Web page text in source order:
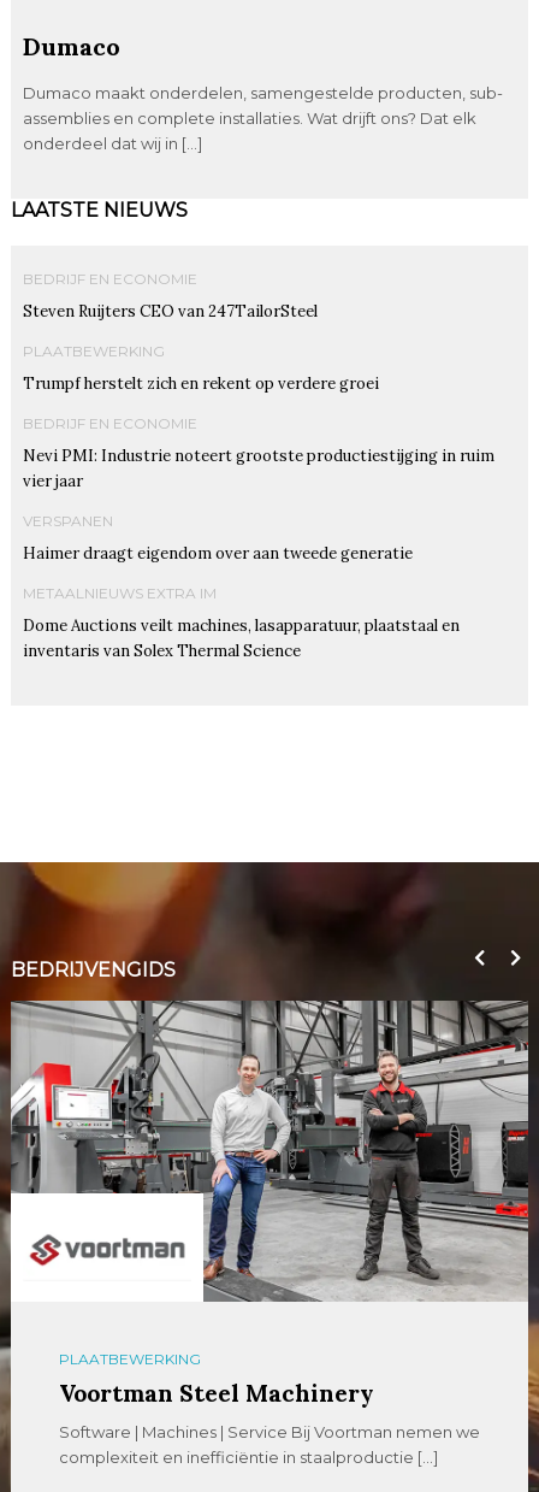
Dumaco
Dumaco maakt onderdelen, samengestelde producten, sub-
assemblies en complete installaties. Wat drijft ons? Dat elk
onderdeel dat wij in […]
LAATSTE NIEUWS
BEDRIJF EN ECONOMIE
Steven Ruijters CEO van 247TailorSteel
PLAATBEWERKING
Trumpf herstelt zich en rekent op verdere groei
BEDRIJF EN ECONOMIE
Nevi PMI: Industrie noteert grootste productiestijging in ruim
vier jaar
VERSPANEN
Haimer draagt eigendom over aan tweede generatie
METAALNIEUWS EXTRA IM
Dome Auctions veilt machines, lasapparatuur, plaatstaal en
inventaris van Solex Thermal Science
BEDRIJVENGIDS
PLAATBEWERKING
Voortman Steel Machinery
Software | Machines | Service Bij Voortman nemen we
complexiteit en inefficiëntie in staalproductie […]